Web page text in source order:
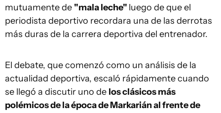
mutuamente de "mala leche" luego de que el
periodista deportivo recordara una de las derrotas
más duras de la carrera deportiva del entrenador.
El debate, que comenzó como un análisis de la
actualidad deportiva, escaló rápidamente cuando
se llegó a discutir uno de los clásicos más
polémicos de la época de Markarián al frente de